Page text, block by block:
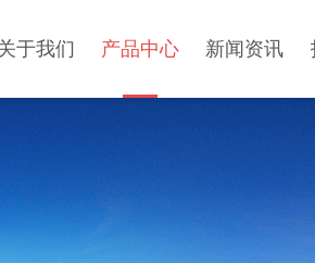
于我们 产品中心 新闻资讯